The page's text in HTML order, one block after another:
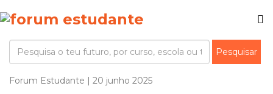
Forum Estudante | 20 junho 2025